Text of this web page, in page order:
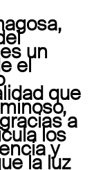
un
el
que
a
los
y
la luz